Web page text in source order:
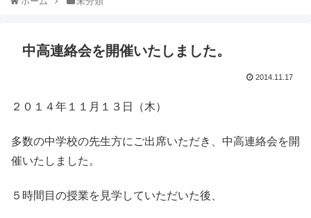
中高連絡会を開催いたしました。
2014.11.17
２０１４年１１月１３日（木）
多数の中学校の先生方にご出席いただき、中高連絡会を開
催いたしました。
５時間目の授業を見学していただいた後、